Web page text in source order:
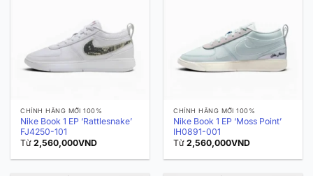
CHÍNH HÃNG MỚI 100%
Nike Book 1 EP ‘Rattlesnake’
FJ4250-101
Từ2,560,000VND
CHÍNH HÃNG MỚI 100%
Nike Book 1 EP ‘Moss Point’
IH0891-001
Từ2,560,000VND